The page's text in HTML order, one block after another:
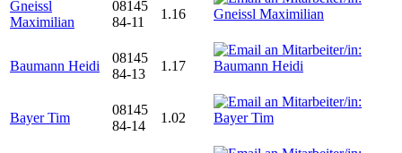
Gneissl
Maximilian
08145
84-11
1.16
Baumann Heidi
08145
84-13
1.17
Bayer Tim
08145
84-14
1.02